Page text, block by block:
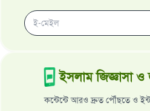
ইসলাম জিজ্ঞাসা ও
কন্টেন্টে আরও দ্রুত পৌঁছতে ও